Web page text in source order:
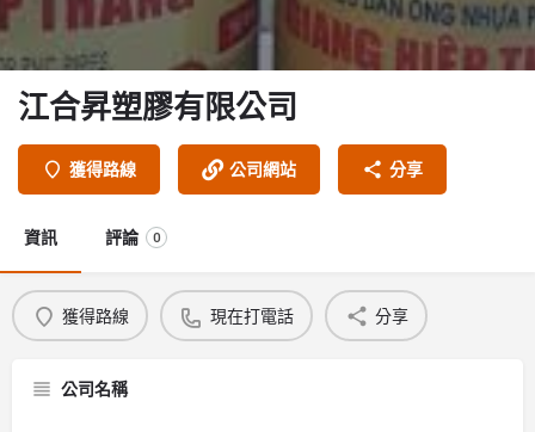
江合昇塑膠有限公司
獲得路線 公司網站 分享
資訊 評論 0
獲得路線 現在打電話 分享
公司名稱